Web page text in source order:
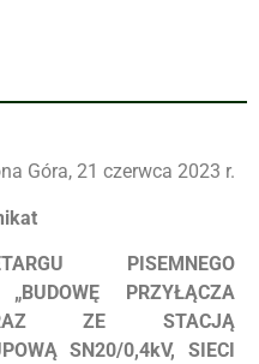
Góra, 21 czerwca 2023 r.
PISEMNEGO
PRZYŁĄCZA
WRAZ ZE STACJĄ
SN20/0,4kV, SIECI